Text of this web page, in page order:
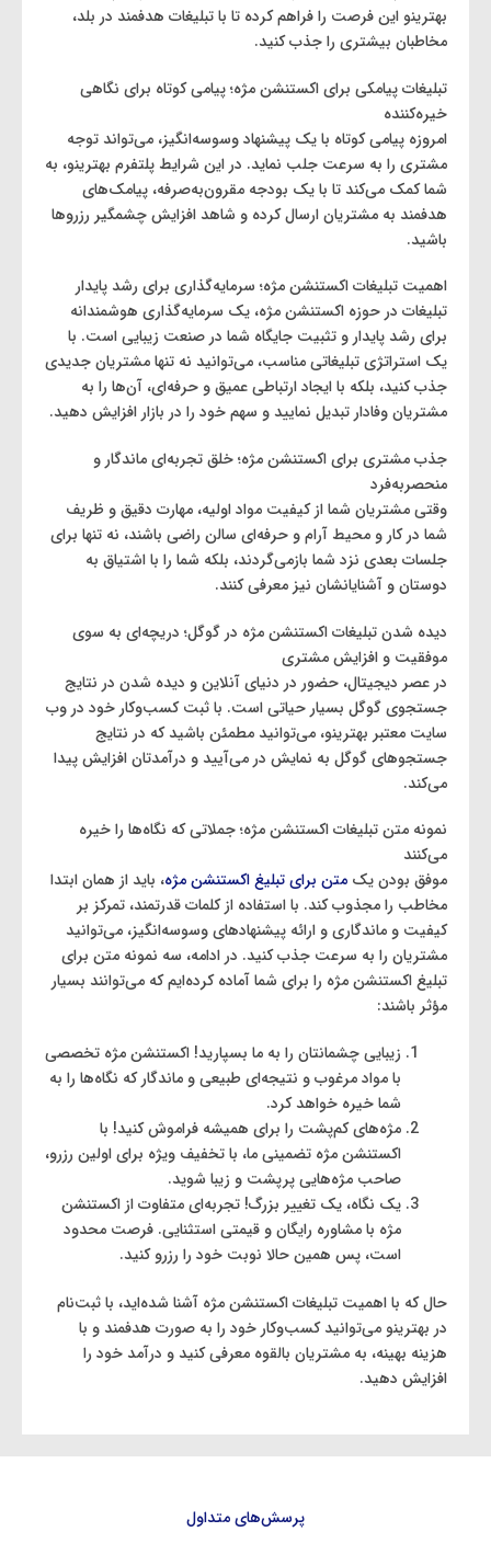
بهترینو این فرصت را فراهم کرده تا با تبلیغات هدفمند در بلد،
مخاطبان بیشتری را جذب کنید.
تبلیغات پیامکی برای اکستنشن مژه؛ پیامی کوتاه برای نگاهی
خیره‌کننده
امروزه پیامی کوتاه با یک پیشنهاد وسوسه‌انگیز، می‌تواند توجه
مشتری را به سرعت جلب نماید. در این شرایط پلتفرم بهترینو، به
شما کمک می‌کند تا با یک بودجه مقرون‌به‌صرفه، پیامک‌های
هدفمند به مشتریان ارسال کرده و شاهد افزایش چشمگیر رزروها
باشید.
اهمیت تبلیغات اکستنشن مژه؛ سرمایه‌گذاری برای رشد پایدار
تبلیغات در حوزه اکستنشن مژه، یک سرمایه‌گذاری هوشمندانه
برای رشد پایدار و تثبیت جایگاه شما در صنعت زیبایی است. با
یک استراتژی تبلیغاتی مناسب، می‌توانید نه تنها مشتریان جدیدی
جذب کنید، بلکه با ایجاد ارتباطی عمیق و حرفه‌ای، آن‌ها را به
مشتریان وفادار تبدیل نمایید و سهم خود را در بازار افزایش دهید.
جذب مشتری برای اکستنشن مژه؛ خلق تجربه‌ای ماندگار و
منحصر‌به‌فرد
وقتی مشتریان شما از کیفیت مواد اولیه، مهارت دقیق و ظریف
شما در کار و محیط آرام و حرفه‌ای سالن راضی باشند، نه تنها برای
جلسات بعدی نزد شما بازمی‌گردند، بلکه شما را با اشتیاق به
دوستان و آشنایانشان نیز معرفی کنند.
دیده شدن تبلیغات اکستنشن مژه در گوگل؛ دریچه‌ای به سوی
موفقیت و افزایش مشتری
در عصر دیجیتال، حضور در دنیای آنلاین و دیده شدن در نتایج
جستجوی گوگل بسیار حیاتی است. با ثبت کسب‌وکار خود در وب
سایت معتبر بهترینو، می‌توانید مطمئن باشید که در نتایج
جستجوهای گوگل به نمایش در می‌آیید و درآمدتان افزایش پیدا
می‌کند.
نمونه متن تبلیغات اکستنشن مژه؛ جملاتی که نگاه‌ها را خیره
می‌کنند
موفق بودن یک متن برای تبلیغ اکستنشن مژه، باید از همان ابتدا
مخاطب را مجذوب کند. با استفاده از کلمات قدرتمند، تمرکز بر
کیفیت و ماندگاری و ارائه پیشنهادهای وسوسه‌انگیز، می‌توانید
مشتریان را به سرعت جذب کنید. در ادامه، سه نمونه متن برای
تبلیغ اکستنشن مژه را برای شما آماده کرده‌ایم که می‌توانند بسیار
مؤثر باشند:
زیبایی چشمانتان را به ما بسپارید! اکستنشن مژه تخصصی
با مواد مرغوب و نتیجه‌ای طبیعی و ماندگار که نگاه‌ها را به
شما خیره خواهد کرد.
مژه‌های کم‌پشت را برای همیشه فراموش کنید! با
اکستنشن مژه تضمینی ما، با تخفیف ویژه برای اولین رزرو،
صاحب مژه‌هایی پرپشت و زیبا شوید.
یک نگاه، یک تغییر بزرگ! تجربه‌ای متفاوت از اکستنشن
مژه با مشاوره رایگان و قیمتی استثنایی. فرصت محدود
است، پس همین حالا نوبت خود را رزرو کنید.
حال که با اهمیت تبلیغات اکستنشن مژه آشنا شده‌اید، با ثبت‌نام
در بهترینو می‌توانید کسب‌وکار خود را به صورت هدفمند و با
هزینه بهینه، به مشتریان بالقوه معرفی کنید و درآمد خود را
افزایش دهید.
پرسش‌های متداول